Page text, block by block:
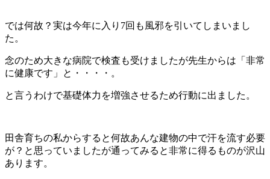
では何故？実は今年に入り7回も風邪を引いてしまいまし
た。
念のため大きな病院で検査も受けましたが先生からは「非常
に健康です」と・・・・。
と言うわけで基礎体力を増強させるため行動に出ました。
田舎育ちの私からすると何故あんな建物の中で汗を流す必要
が？と思っていましたが通ってみると非常に得るものが沢山
あります。